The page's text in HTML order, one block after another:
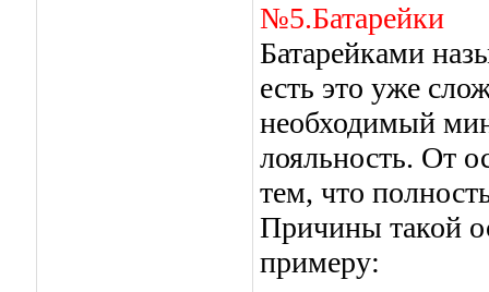
№5.Батарейки
Батарейками
есть это уже
необходимый
лояльность. От
тем, что
Причины такой
примеру: